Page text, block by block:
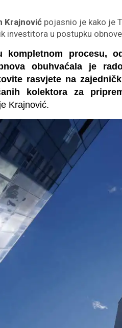
Krajnović pojasnio je kako je
investitora u postupku
procesu,
obuhvaćala je
rasvjete na
kolektora za
Krajnović.